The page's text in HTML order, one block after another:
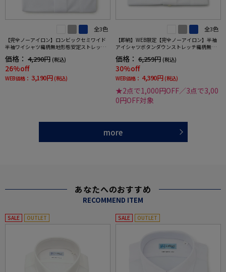
全3色
【完全ノーアイロン】ロンビックセミワイド
半袖ワイシャツ織柄無地形態安定ストレッチ
価格： 4,290円 (税込)
26%off
WEB価格： 3,190円 (税込)
全3色
【即納】WEB限定【完全ノーアイロン】半袖
アイシャツボタンダウンストレッチ織柄無地i-
価格： 6,259円 (税込)
30%off
WEB価格： 4,390円 (税込)
★2点で1,000円OFF／3点で3,00
0円OFF対象
more
あなたへのおすすめ
RECOMMEND ITEM
SALE OUTLET SALE OUTLET